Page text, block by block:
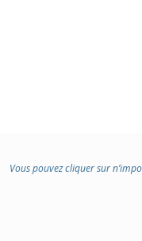
Vous pouvez cliquer sur